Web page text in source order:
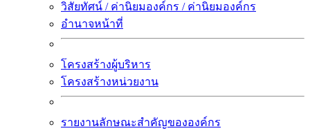
วิสัยทัศน์ / ค่านิยมองค์กร / ค่านิยมองค์กร
อำนาจหน้าที่
โครงสร้างผู้บริหาร
โครงสร้างหน่วยงาน
รายงานลักษณะสำคัญขององค์กร